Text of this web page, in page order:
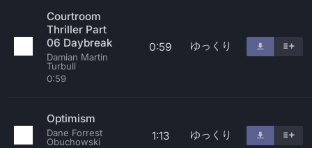
Courtroom
Thriller Part
06 Daybreak
Damian Martin
Turbull
0:59
0:59 ゆっくり
Optimism
Dane Forrest
Obuchowski
1:13 ゆっくり